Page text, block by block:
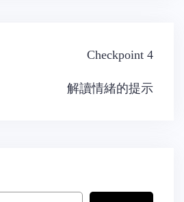
Checkpoint 4
解讀情緒的提示